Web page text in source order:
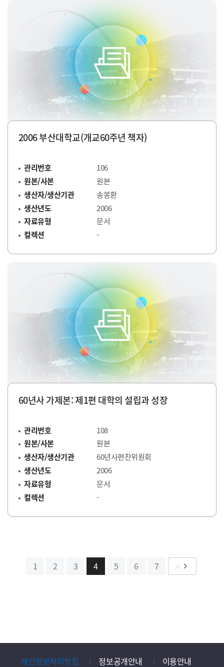
2006 부산대학교(개교60주년 책자)
관리번호
106
원본/사본
원본
생산자/생산기관
송봉환
생산년도
2006
자료유형
문서
컬렉션
-
60년사 가제본: 제1편 대학의 설립과 성장
관리번호
108
원본/사본
원본
생산자/생산기관
60년사편찬위원회
생산년도
2006
자료유형
문서
컬렉션
-
1 2 3 4 5 6 7 keyboard_arrow_right
개인정보처리방침 정보공개안내 이용안내